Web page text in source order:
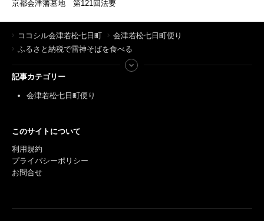
京都会津藩墓地 第121回法要
ココシル会津若松七日町
会津若松七日町便り
ふるさと納税で雷神そばを食べる
記事カテゴリー
会津若松七日町便り
このサイトについて
利用規約
プライバシーポリシー
お問合せ